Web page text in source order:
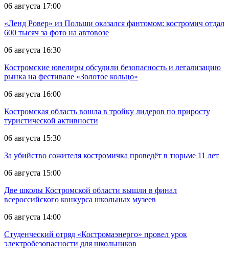
06 августа 17:00
«Ленд Ровер» из Польши оказался фантомом: костромич отдал
600 тысяч за фото на автовозе
06 августа 16:30
Костромские ювелиры обсудили безопасность и легализацию
рынка на фестивале «Золотое кольцо»
06 августа 16:00
Костромская область вошла в тройку лидеров по приросту
туристической активности
06 августа 15:30
За убийство сожителя костромичка проведёт в тюрьме 11 лет
06 августа 15:00
Две школы Костромской области вышли в финал
всероссийского конкурса школьных музеев
06 августа 14:00
Студенческий отряд «Костромаэнерго» провел урок
электробезопасности для школьников